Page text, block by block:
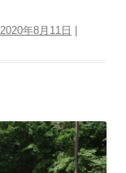
2020年8月11日